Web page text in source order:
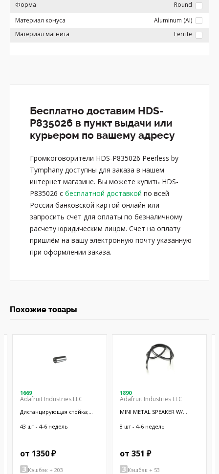
Форма
Round
Материал конуса
Aluminum (AI)
Материал магнита
Ferrite
Бесплатно доставим HDS-
P835026 в пункт выдачи или
курьером по вашему адресу
Громкоговорители HDS-P835026 Peerless by
Tymphany доступны для заказа в нашем
интернет магазине. Вы можете купить HDS-
P835026 с бесплатной доставкой по всей
России банковской картой онлайн или
запросить счет для оплаты по безналичному
расчету юридическим лицом. Счет на оплату
пришлём на вашу электронную почту указанную
при оформлении заказа.
Похожие товары
1669
Adafruit Industries LLC
Дистанцирующая стойка;
латунь; никель
43 шт - 4-6 недель
от 1350 ₽
Кэшбэк + 203
1890
Adafruit Industries LLC
MINI METAL SPEAKER W/
8 шт - 4-6 недель
от 351 ₽
Кэшбэк + 53